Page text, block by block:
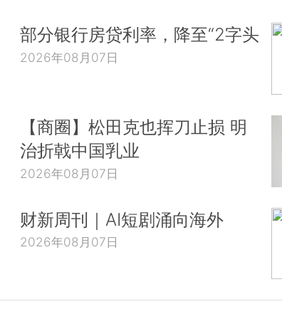
部分银行房贷利率，降至“2字头
2026年08月07日
【商圈】松田克也挥刀止损 明
治折戟中国乳业
2026年08月07日
财新周刊｜AI短剧涌向海外
2026年08月07日